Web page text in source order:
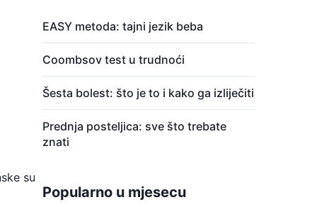
su
EASY metoda: tajni jezik beba
Coombsov test u trudnoći
Šesta bolest: što je to i kako ga izliječiti
Prednja posteljica: sve što trebate
znati
Popularno u mjesecu